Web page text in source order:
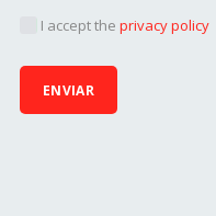
I accept the privacy policy